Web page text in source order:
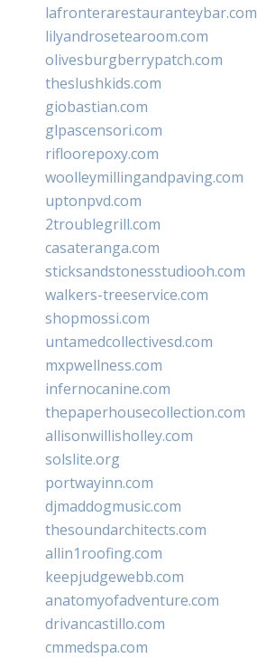
lafronterarestauranteybar.com
lilyandrosetearoom.com
olivesburgberrypatch.com
theslushkids.com
giobastian.com
glpascensori.com
rifloorepoxy.com
woolleymillingandpaving.com
uptonpvd.com
2troublegrill.com
casateranga.com
sticksandstonesstudiooh.com
walkers-treeservice.com
shopmossi.com
untamedcollectivesd.com
mxpwellness.com
infernocanine.com
thepaperhousecollection.com
allisonwillisholley.com
solslite.org
portwayinn.com
djmaddogmusic.com
thesoundarchitects.com
allin1roofing.com
keepjudgewebb.com
anatomyofadventure.com
drivancastillo.com
cmmedspa.com